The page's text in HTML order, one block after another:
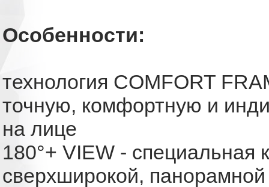
Особенности:
технология COMFORT
точную, комфортную и
на лице
180°+ VIEW - специальная
сверхширокой,